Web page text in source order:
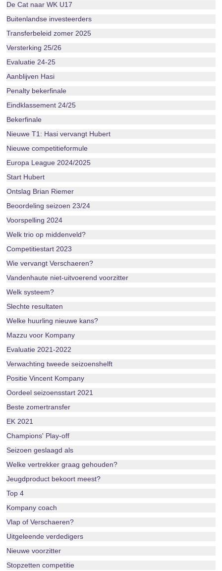
De Cat naar WK U17
Buitenlandse investeerders
Transferbeleid zomer 2025
Versterking 25/26
Evaluatie 24-25
Aanblijven Hasi
Penalty bekerfinale
Eindklassement 24/25
Bekerfinale
Nieuwe T1: Hasi vervangt Hubert
Nieuwe competitieformule
Europa League 2024/2025
Start Hubert
Ontslag Brian Riemer
Beoordeling seizoen 23/24
Voorspelling 2024
Welk trio op middenveld?
Competitiestart 2023
Wie vervangt Verschaeren?
Vandenhaute niet-uitvoerend voorzitter
Welk systeem?
Slechte resultaten
Welke huurling nieuwe kans?
Mazzu voor Kompany
Evaluatie 2021-2022
Verwachting tweede seizoenshelft
Positie Vincent Kompany
Oordeel seizoensstart 2021
Beste zomertransfer
EK 2021
Champions' Play-off
Seizoen geslaagd als
Welke vertrekker graag gehouden?
Jeugdproduct bekoort meest?
Top 4
Kompany coach
Vlap of Verschaeren?
Uitgeleende verdedigers
Nieuwe voorzitter
Stopzetten competitie